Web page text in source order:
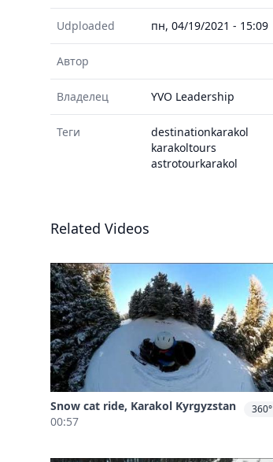
Udploaded пн, 04/19/2021 - 15:09
Автор
Владелец YVO Leadership
Теги
destinationkarakol
karakoltours
astrotourkarakol
Related Videos
Snow cat ride, Karakol Kyrgyzstan
00:57
360°